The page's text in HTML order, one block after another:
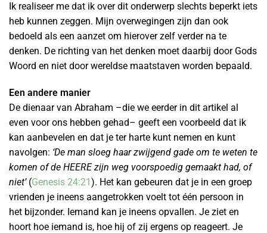
Ik realiseer me dat ik over dit onderwerp slechts beperkt iets
heb kunnen zeggen. Mijn overwegingen zijn dan ook
bedoeld als een aanzet om hierover zelf verder na te
denken. De richting van het denken moet daarbij door Gods
Woord en niet door wereldse maatstaven worden bepaald.
Een andere manier
De dienaar van Abraham –die we eerder in dit artikel al
even voor ons hebben gehad– geeft een voorbeeld dat ik
kan aanbevelen en dat je ter harte kunt nemen en kunt
navolgen: ‘De man sloeg haar zwijgend gade om te weten te
komen of de HEERE zijn weg voorspoedig gemaakt had, of
niet’ (Genesis 24:21). Het kan gebeuren dat je in een groep
vrienden je ineens aangetrokken voelt tot één persoon in
het bijzonder. Iemand kan je ineens opvallen. Je ziet en
hoort hoe iemand is, hoe hij of zij ergens op reageert. Je